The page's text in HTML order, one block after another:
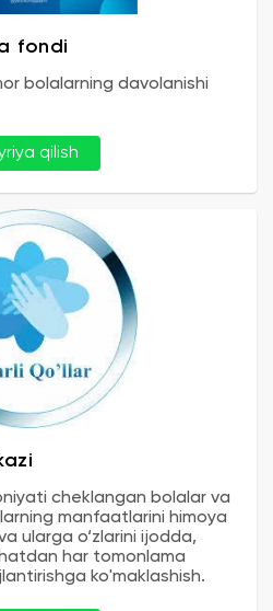
fondi
bolalarning davolanishi
qilish
cheklangan bolalar va
manfaatlarini himoya
ularga o‘zlarini ijodda,
har tomonlama
ko'maklashish.